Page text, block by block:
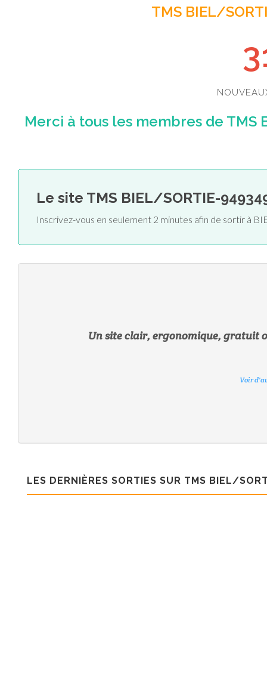
TMS BIEL/
Merci à tous les membres de TMS
Le site TMS BIEL/SORTIE-
Inscrivez-vous en seulement 2 minutes afin de sortir à
Un site clair, ergonomique, gratuit
Voir
Voir
Voir
Voir
LES DERNIÈRES SORTIES SUR TMS BIEL/